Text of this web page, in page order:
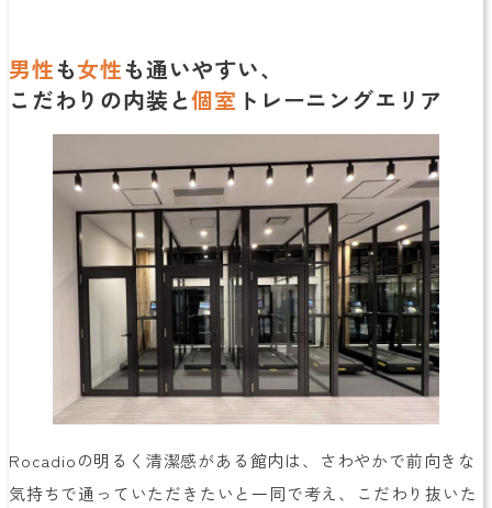
男性も女性も通いやすい、
こだわりの内装と個室 トレーニングエリア
Rocadioの明るく清潔感がある館内は、さわやかで前向きな
気持ちで通っていただきたいと一同で考え、こだわり抜いた